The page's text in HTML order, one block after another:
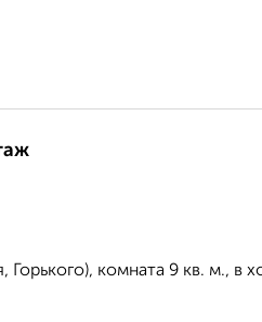
Горького), комната 9 кв. м.,